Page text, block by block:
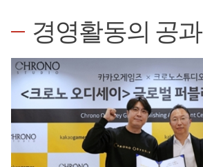
경영활동의 공과